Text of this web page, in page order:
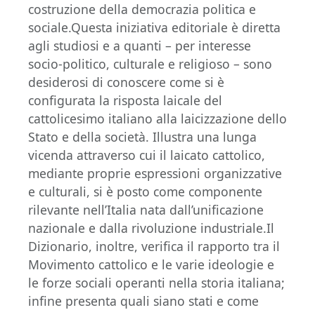
costruzione della democrazia politica e
sociale.Questa iniziativa editoriale è diretta
agli studiosi e a quanti – per interesse
socio-politico, culturale e religioso – sono
desiderosi di conoscere come si è
configurata la risposta laicale del
cattolicesimo italiano alla laicizzazione dello
Stato e della società. Illustra una lunga
vicenda attraverso cui il laicato cattolico,
mediante proprie espressioni organizzative
e culturali, si è posto come componente
rilevante nell’Italia nata dall’unificazione
nazionale e dalla rivoluzione industriale.Il
Dizionario, inoltre, verifica il rapporto tra il
Movimento cattolico e le varie ideologie e
le forze sociali operanti nella storia italiana;
infine presenta quali siano stati e come